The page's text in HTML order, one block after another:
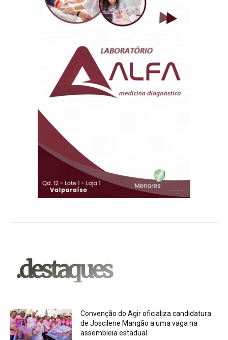
.destaques
Convenção do Agir oficializa candidatura
de Joscilene Mangão a uma vaga na
assembleia estadual